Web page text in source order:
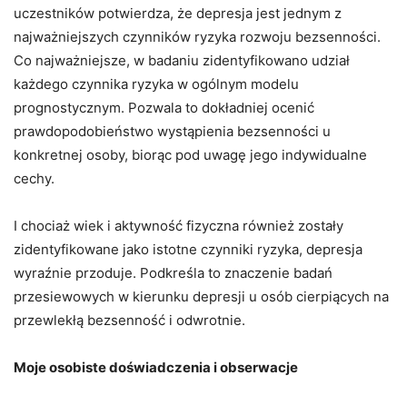
uczestników potwierdza, że ​​depresja jest jednym z
najważniejszych czynników ryzyka rozwoju bezsenności.
Co najważniejsze, w badaniu zidentyfikowano udział
każdego czynnika ryzyka w ogólnym modelu
prognostycznym. Pozwala to dokładniej ocenić
prawdopodobieństwo wystąpienia bezsenności u
konkretnej osoby, biorąc pod uwagę jego indywidualne
cechy.
I chociaż wiek i aktywność fizyczna również zostały
zidentyfikowane jako istotne czynniki ryzyka, depresja
wyraźnie przoduje. Podkreśla to znaczenie badań
przesiewowych w kierunku depresji u osób cierpiących na
przewlekłą bezsenność i odwrotnie.
Moje osobiste doświadczenia i obserwacje